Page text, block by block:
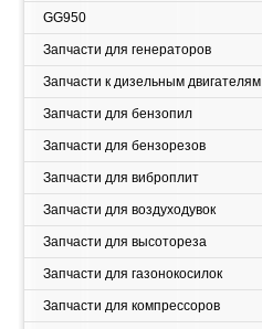
Купить
GG950
Запчасти для генераторов
Запчасти к дизельным двигателям
Запчасти для бензопил
Запчасти для бензорезов
Запчасти для виброплит
Запчасти для воздуходувок
Запчасти для высотореза
Запчасти для газонокосилок
Запчасти для компрессоров